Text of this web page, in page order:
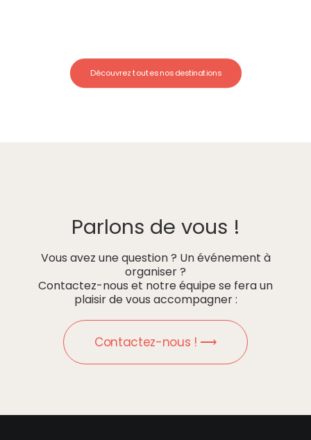
Découvrez toutes nos destinations
Parlons de vous !
Vous avez une question ? Un événement à
organiser ?
Contactez-nous et notre équipe se fera un
plaisir de vous accompagner :
Contactez-nous ! ⟶